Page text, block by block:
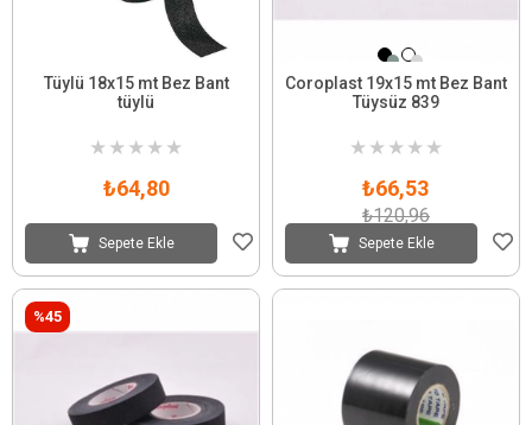
Tüylü 18x15 mt Bez Bant
tüylü
★ ★ ★ ★ ★
₺64,80
Sepete Ekle
Coroplast 19x15 mt Bez Bant
Tüysüz 839
★ ★ ★ ★ ★
₺66,53
₺120,96
Sepete Ekle
%45